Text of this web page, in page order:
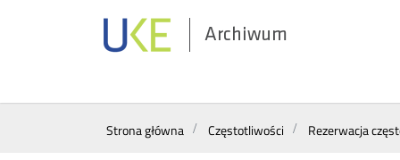
Archiwum
Wyszukiwarka
Strona główna Częstotliwości Rezerwacja